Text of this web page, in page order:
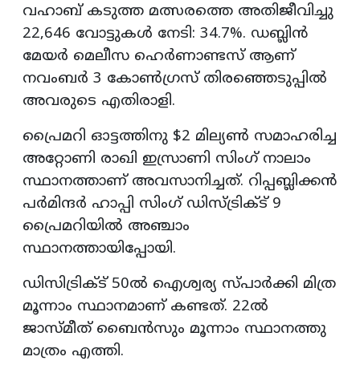
വഹാബ് കടുത്ത മത്സരത്തെ അതിജീവിച്ചു
22,646 വോട്ടുകൾ നേടി: 34.7%. ഡബ്ലിൻ
മേയർ മെലീസ ഹെർണാണ്ടസ് ആണ്
നവംബർ 3 കോൺഗ്രസ് തിരഞ്ഞെടുപ്പിൽ
അവരുടെ എതിരാളി.
പ്രൈമറി ഓട്ടത്തിനു $2 മില്യൺ സമാഹരിച്ച
അറ്റോണി രാഖി ഇസ്രാണി സിംഗ് നാലാം
സ്ഥാനത്താണ് അവസാനിച്ചത്. റിപ്പബ്ലിക്കൻ
പർമിന്ദർ ഹാപ്പി സിംഗ് ഡിസ്ട്രിക്ട് 9
പ്രൈമറിയിൽ അഞ്ചാം
സ്ഥാനത്തായിപ്പോയി.
ഡിസിട്രിക്ട് 50ൽ ഐശ്വര്യ സ്പാർക്കി മിത്ര
മൂന്നാം സ്ഥാനമാണ് കണ്ടത്. 22ൽ
ജാസ്മീത് ബൈൻസും മൂന്നാം സ്ഥാനത്തു
മാത്രം എത്തി.